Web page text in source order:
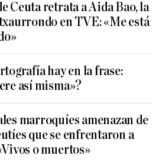
Ceuta retrata a Aida Bao, la
en TVE: «Me está
hay en la frase:
así misma»?
marroquíes amenazan de
que se enfrentaron a
o muertos»